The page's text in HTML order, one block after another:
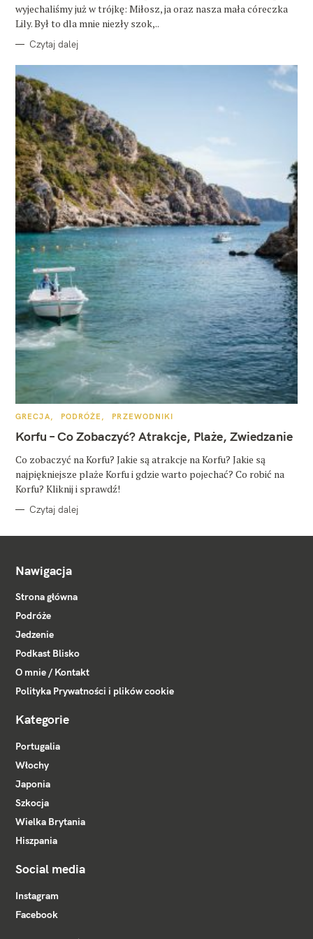
wyjechaliśmy już w trójkę: Miłosz, ja oraz nasza mała córeczka
Lily. Był to dla mnie niezły szok,..
Czytaj dalej
K
T
E
O
R
I
GRECJA PODRÓŻE PRZEWODNIKI
Korfu – Co Zobaczyć? Atrakcje, Plaże, Zwiedzanie
Co zobaczyć na Korfu? Jakie są atrakcje na Korfu? Jakie są
najpiękniejsze plaże Korfu i gdzie warto pojechać? Co robić na
Korfu? Kliknij i sprawdź!
Czytaj dalej
Nawigacja
Strona główna
Podróże
Jedzenie
Podkast Blisko
O mnie / Kontakt
Polityka Prywatności i plików cookie
Kategorie
Portugalia
Włochy
Japonia
Szkocja
Wielka Brytania
Hiszpania
Social media
Instagram
Facebook